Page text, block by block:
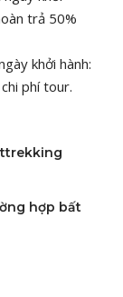
trả 50%
khởi hành:
phí tour.
hợp bất